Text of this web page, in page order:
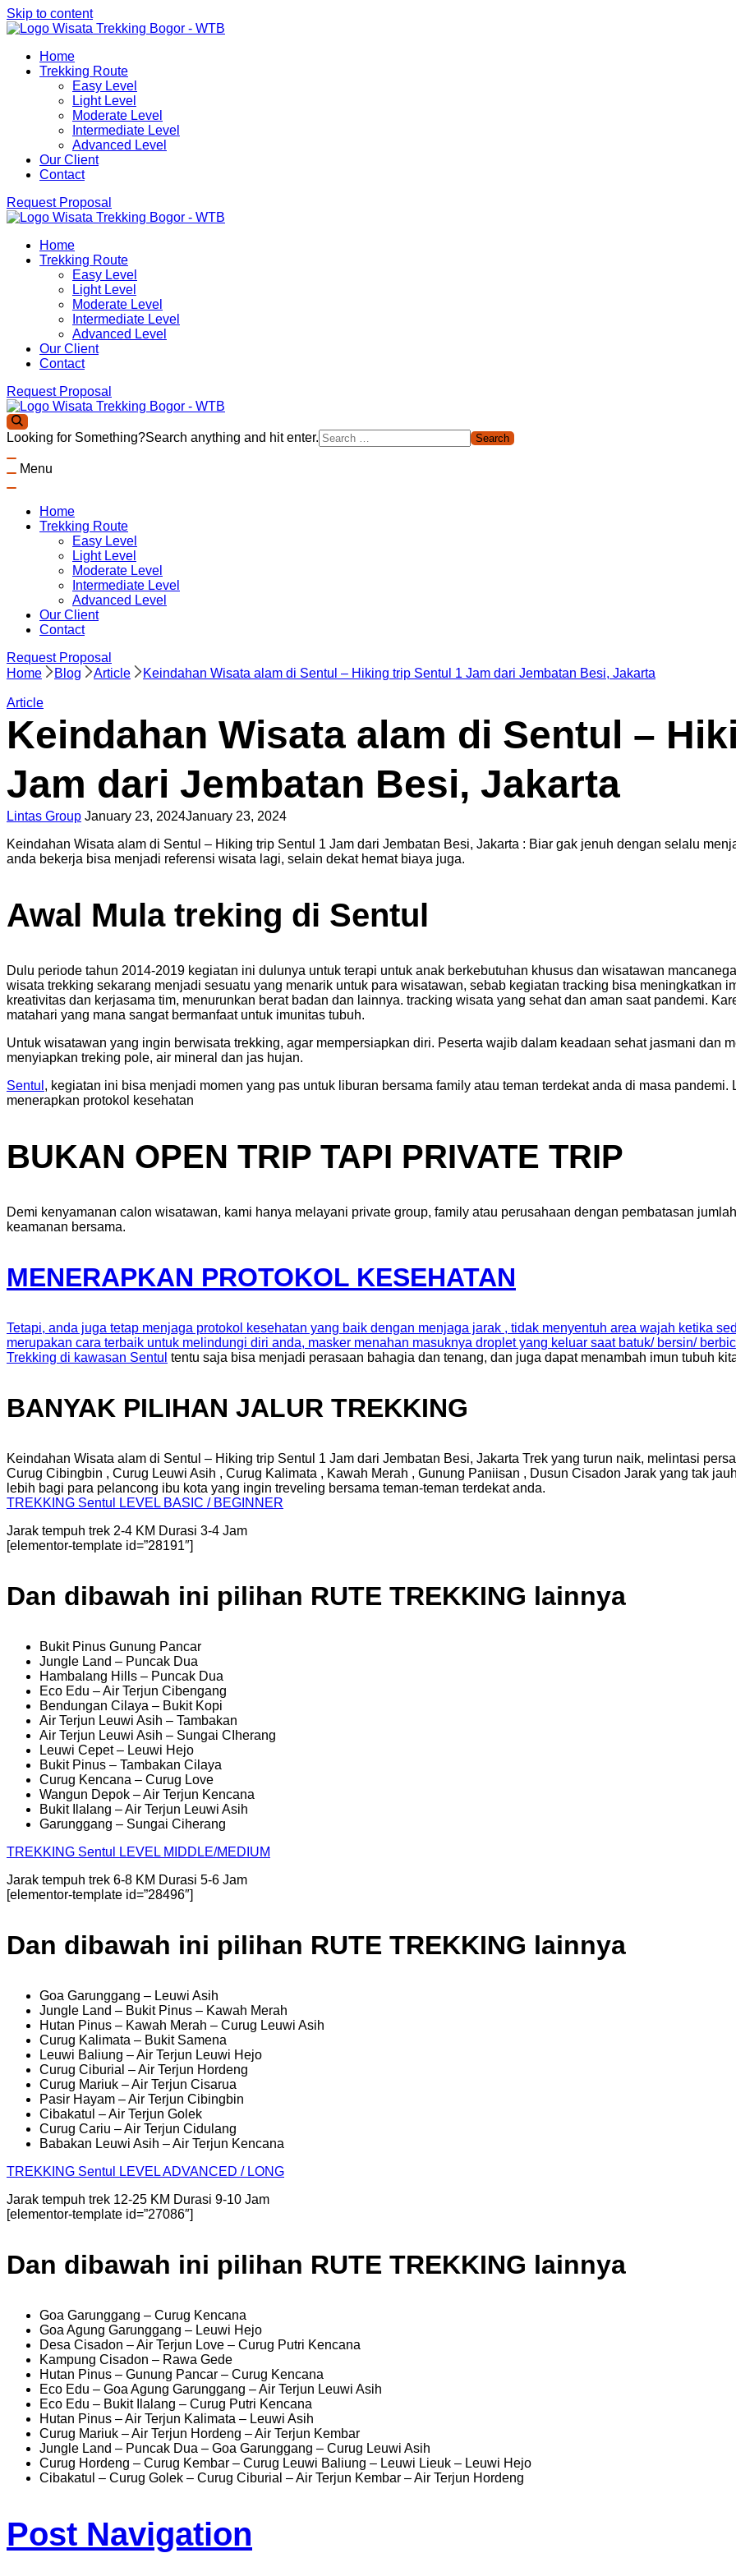
Skip to content
Wisata Trekking Bogor By Lintas Group
Aktivitas outdoor Bogor untuk anda yang ingin berwisata ke Bogor Sentul, Hiking dan Trekking Sentul pilihan yang cocok
Panduan Trekking Sentul Bogor
Home
Trekking Route
Easy Level
Light Level
Moderate Level
Intermediate Level
Advanced Level
Our Client
Contact
Request Proposal
Wisata Trekking Bogor By Lintas Group
Aktivitas outdoor Bogor untuk anda yang ingin berwisata ke Bogor Sentul, Hiking dan Trekking Sentul pilihan yang cocok
Panduan Trekking Sentul Bogor
Home
Trekking Route
Easy Level
Light Level
Moderate Level
Intermediate Level
Advanced Level
Our Client
Contact
Request Proposal
Wisata Trekking Bogor By Lintas Group
Aktivitas outdoor Bogor untuk anda yang ingin berwisata ke Bogor Sentul, Hiking dan Trekking Sentul pilihan yang cocok
Panduan Trekking Sentul Bogor
Looking for Something?Search anything and hit enter.
Menu
Home
Trekking Route
Easy Level
Light Level
Moderate Level
Intermediate Level
Advanced Level
Our Client
Contact
Request Proposal
Home
Blog Article Keindahan Wisata alam di Sentul – Hiking trip Sentul 1 Jam dari Jembatan Besi, Jakarta
Article
Keindahan Wisata alam di Sentul –
Jam dari Jembatan Besi, Jakarta
Lintas Group January 23, 2024January 23, 2024
Keindahan Wisata alam di Sentul – Hiking trip Sentul 1 Jam dari Jembatan Besi, Jakarta : Biar gak jenuh dengan selalu
anda bekerja bisa menjadi referensi wisata lagi, selain dekat hemat biaya juga.
Awal Mula treking di Sentul
Dulu periode tahun 2014-2019 kegiatan ini dulunya untuk terapi untuk anak berkebutuhan khusus dan wisatawan
wisata trekking sekarang menjadi sesuatu yang menarik untuk para wisatawan, sebab kegiatan tracking bisa meningkatkan
kreativitas dan kerjasama tim, menurunkan berat badan dan lainnya. tracking wisata yang sehat dan aman saat pandemi.
matahari yang mana sangat bermanfaat untuk imunitas tubuh.
Untuk wisatawan yang ingin berwisata trekking, agar mempersiapkan diri. Peserta wajib dalam keadaan sehat jasmani dan
menyiapkan treking pole, air mineral dan jas hujan.
Sentul , kegiatan ini bisa menjadi momen yang pas untuk liburan bersama family atau teman terdekat anda di masa
menerapkan protokol kesehatan
BUKAN OPEN TRIP TAPI PRIVATE TRIP
Demi kenyamanan calon wisatawan, kami hanya melayani private group, family atau perusahaan dengan pembatasan
keamanan bersama.
MENERAPKAN PROTOKOL KESEHATAN
Tetapi, anda juga tetap menjaga protokol kesehatan yang baik dengan menjaga jarak , tidak menyentuh area wajah ketika
merupakan cara terbaik untuk melindungi diri anda, masker menahan masuknya droplet yang keluar saat batuk/ bersin/
Trekking di kawasan Sentul tentu saja bisa menjadi perasaan bahagia dan tenang, dan juga dapat menambah imun tubuh
BANYAK PILIHAN JALUR TREKKING
Keindahan Wisata alam di Sentul – Hiking trip Sentul 1 Jam dari Jembatan Besi, Jakarta Trek yang turun naik, melintasi
Curug Cibingbin , Curug Leuwi Asih , Curug Kalimata , Kawah Merah , Gunung Paniisan , Dusun Cisadon Jarak yang tak
lebih bagi para pelancong ibu kota yang ingin treveling bersama teman-teman terdekat anda.
TREKKING Sentul
LEVEL BASIC / BEGINNER
Jarak tempuh trek 2-4 KM Durasi 3-4 Jam
[elementor-template id=”28191″]
Dan dibawah ini pilihan RUTE TREKKING lainnya
Bukit Pinus Gunung Pancar
Jungle Land – Puncak Dua
Hambalang Hills – Puncak Dua
Eco Edu – Air Terjun Cibengang
Bendungan Cilaya – Bukit Kopi
Air Terjun Leuwi Asih – Tambakan
Air Terjun Leuwi Asih – Sungai CIherang
Leuwi Cepet – Leuwi Hejo
Bukit Pinus – Tambakan Cilaya
Curug Kencana – Curug Love
Wangun Depok – Air Terjun Kencana
Bukit Ilalang – Air Terjun Leuwi Asih
Garunggang – Sungai Ciherang
TREKKING Sentul
LEVEL MIDDLE/MEDIUM
Jarak tempuh trek 6-8 KM Durasi 5-6 Jam
[elementor-template id=”28496″]
Dan dibawah ini pilihan RUTE TREKKING lainnya
Goa Garunggang – Leuwi Asih
Jungle Land – Bukit Pinus – Kawah Merah
Hutan Pinus – Kawah Merah – Curug Leuwi Asih
Curug Kalimata – Bukit Samena
Leuwi Baliung – Air Terjun Leuwi Hejo
Curug Ciburial – Air Terjun Hordeng
Curug Mariuk – Air Terjun Cisarua
Pasir Hayam – Air Terjun Cibingbin
Cibakatul – Air Terjun Golek
Curug Cariu – Air Terjun Cidulang
Babakan Leuwi Asih – Air Terjun Kencana
TREKKING Sentul
LEVEL ADVANCED / LONG
Jarak tempuh trek 12-25 KM Durasi 9-10 Jam
[elementor-template id=”27086″]
Dan dibawah ini pilihan RUTE TREKKING lainnya
Goa Garunggang – Curug Kencana
Goa Agung Garunggang – Leuwi Hejo
Desa Cisadon – Air Terjun Love – Curug Putri Kencana
Kampung Cisadon – Rawa Gede
Hutan Pinus – Gunung Pancar – Curug Kencana
Eco Edu – Goa Agung Garunggang – Air Terjun Leuwi Asih
Eco Edu – Bukit Ilalang – Curug Putri Kencana
Hutan Pinus – Air Terjun Kalimata – Leuwi Asih
Curug Mariuk – Air Terjun Hordeng – Air Terjun Kembar
Jungle Land – Puncak Dua – Goa Garunggang – Curug Leuwi Asih
Curug Hordeng – Curug Kembar – Curug Leuwi Baliung – Leuwi Lieuk – Leuwi Hejo
Cibakatul – Curug Golek – Curug Ciburial – Air Terjun Kembar – Air Terjun Hordeng
Post Navigation